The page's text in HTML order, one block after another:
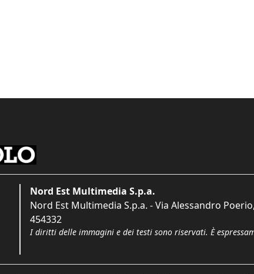
Nord Est Multimedia S.p.a.
Nord Est Multimedia S.p.a. - Via Alessandro Poerio,
454332
I diritti delle immagini e dei testi sono riservati. È